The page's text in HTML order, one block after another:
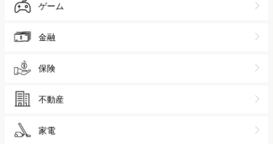
ゲーム
金融
保険
不動産
家電